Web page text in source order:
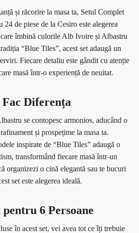
și răcorire la masa ta, Setul Complet
de piese de la Cesiro este alegerea
îmbină culorile Alb Ivoire și Albastru
“Blue Tiles”, acest set adaugă un
Fiecare detaliu este gândit cu atenție
masă într-o experiență de neuitat.
Diferența
se contopesc armonios, aducând o
și prospețime la masa ta.
inspirate de “Blue Tiles” adaugă o
transformând fiecare masă într-un
organizezi o cină elegantă sau te bucuri
set este alegerea ideală.
6 Persoane
în acest set, vei avea tot ce îți trebuie